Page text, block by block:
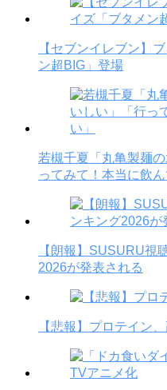
【セブンイレブン】
ン超BIG」登場
若槻千夏「丸亀製麺
ってみて！本当に飲ん
【朗報】SUSURU視
2026が発表される
【悲報】プロテイン